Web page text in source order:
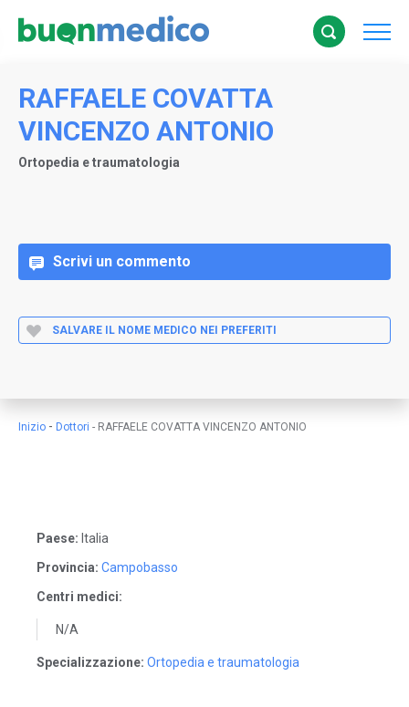
RAFFAELE COVATTA
VINCENZO ANTONIO
Ortopedia e traumatologia
Scrivi un commento
SALVARE IL NOME MEDICO NEI PREFERITI
Inizio - Dottori - RAFFAELE COVATTA VINCENZO ANTONIO
Paese: Italia
Provincia: Campobasso
Centri medici:
N/A
Specializzazione: Ortopedia e traumatologia